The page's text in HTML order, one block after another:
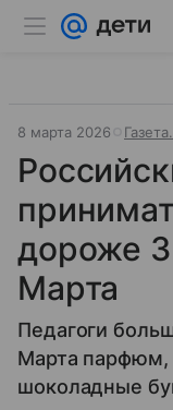
8 марта 2026
дороже
Марта
Педагоги
Марта парфюм,
шоколадные